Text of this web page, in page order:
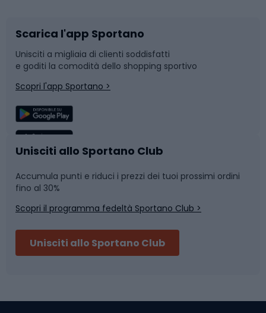
Bushcraft
Corsa
Sport di squadra
Caschi da ciclismo
Skitouring
Abbigliamento da escursionismo
Slitte e slittini
Snowboard
Camminata nordica
Nuoto
Pattinaggio
Componenti per biciclette
Scarica l'app Sportano
Unisciti a migliaia di clienti soddisfatti
e goditi la comodità dello shopping sportivo
Scopri l'app Sportano >
Unisciti allo Sportano Club
Accumula punti e riduci i prezzi dei tuoi prossimi ordini
fino al 30%
Scopri il programma fedeltà Sportano Club >
Unisciti allo Sportano Club